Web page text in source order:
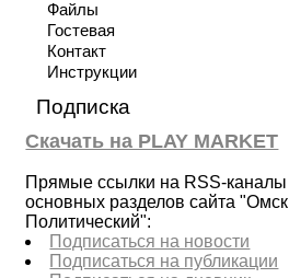
Файлы
Гостевая
Контакт
Инструкции
Подписка
Скачать на PLAY MARKET
Прямые ссылки на RSS-каналы
основных разделов сайта "Омск
Политический":
Подписаться на новости
Подписаться на публикации